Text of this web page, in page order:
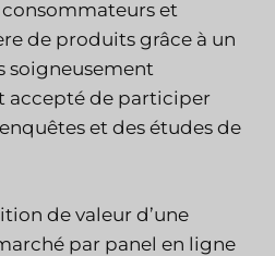
et
de produits grâce à un
soigneusement
accepté de participer
et des études de
de valeur d’une
par panel en ligne